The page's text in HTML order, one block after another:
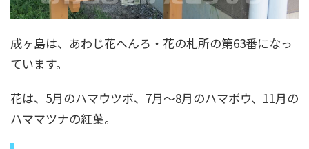
成ヶ島は、あわじ花へんろ・花の札所の第63番になっ
ています。
花は、5月のハマウツボ、7月～8月のハマボウ、11月の
ハママツナの紅葉。